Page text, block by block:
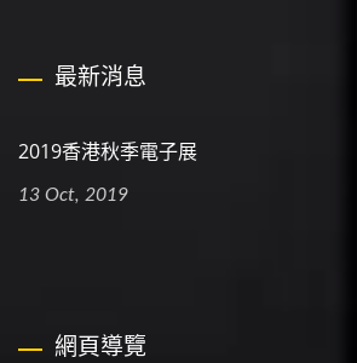
最新消息
2019香港秋季電子展
13 Oct, 2019
網頁導覽